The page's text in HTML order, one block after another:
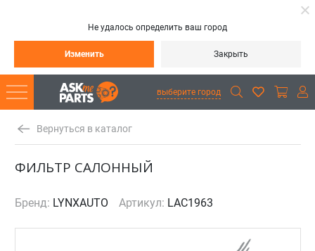
Не удалось определить ваш город
Изменить Закрыть
выберите город
Вернуться в каталог
ФИЛЬТР САЛОННЫЙ
Бренд: LYNXAUTO Артикул: LAC1963